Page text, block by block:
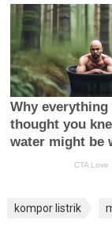
kompor listrik